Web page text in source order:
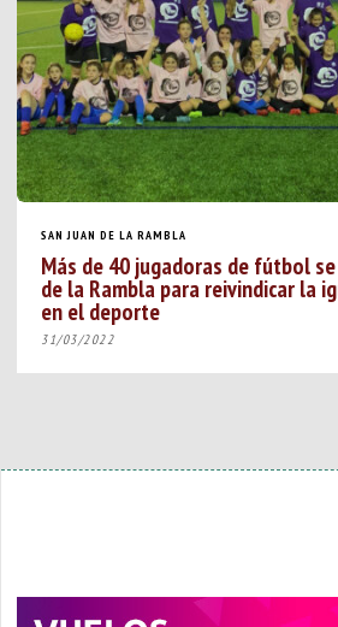
SAN JUAN DE LA RAMBLA
Más de 40 jugadoras de fútbol se
de la Rambla para reivindicar la
en el deporte
31/03/2022